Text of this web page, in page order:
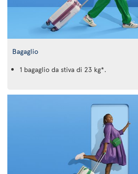
Bagaglio
1 bagaglio da stiva di 23 kg*.